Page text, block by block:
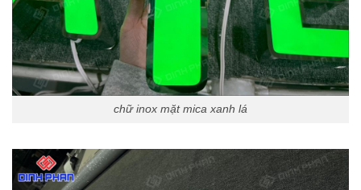
chữ inox mặt mica xanh lá